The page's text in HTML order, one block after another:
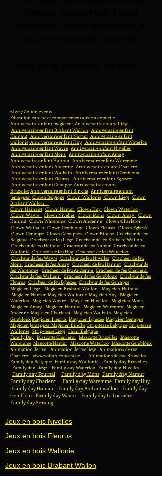
© 2017 Zoltan events
Education canine et comportementaliste à domicile
Anniversaire enfant magicien Anniversaire enfant Liège
Anniversaire enfant Brabant Wallon Anniversaire enfant
Hainaut Anniversaire enfant Namur Anniversaire enfant
wallonie Anniversaire enfant Huy Anniversaire enfant Waterloo
Anniversaire enfant Wavre Anniversaire enfant Nivelles
Anniversaire enfant Mons Anniversaire enfant Amay
Anniversaire enfant Hannut Anniversaire enfant Waremme
Anniversaire enfant Andenne Anniversaire enfant Charleroi
Anniversaire enfant Walhain Anniversaire enfant Gembloux
Anniversaire enfant Fleurus
Anniversaire enfant Eghezée
Anniversaire enfant Genappe Anniversaire enfant
BruxellesAnniversaire enfant Binche Anniversaire enfant
Jemappes Clown Belgique Clown Wallonie Clown Liège Clown
Brabant Wallon
Clown Hainaut Clown Namur Clown Huy Clown Waterloo
Clown Wavre
Clown Nivelles Clown Mons Clown Amay
Clown
Hannut Clown Waremme Clown Andenne
Clown Charleroi
Clown Walhain Clown Gembloux Clown Fleurus Clown Eghezée
Clown Genappe Clown Gemappes Clown Binche Cracheur de feu
Belgique Cracheur de feu Liège Cracheur de feu Brabant Wallon
Cracheur de feu Hainaut Cracheur de feu Namur Cracheur de feu
Wallonie Cracheur de feu Huy Cracheur de feu Waterloo
Cracheur de feu Wavre Cracheur de feu Nivelles Cracheur de feu
Mons Cracheur de feu Amay Cracheur de feu Hannut Cracheur de
feu Waremme Cracheur de feu Andenne Cracheur de feu Charleroi
Cracheur de feu Walhain Cracheur de feu Gembloux Cracheur de feu
Fleurus Cracheur de feu Eghezee Cracheur de feu Genappe
Magicien Liège
Magicien Brabant Wallon
Magicien Hainaut
Magicien Namur Magicien Wallonie Magicien Huy Magicien
Waterloo Magicien Wavre Magicien Nivelles
Magicien Mons
Magicien Amay Magicien Hannut Magicien Waremme Magicien
Andenne Magicien Charleroi Magicien Walhain Magicien
GemblouxMagicien Fleurus Magicien Eghezée Magicien Genappe
Magicien Jemappes Magicien Binche Strip-tease Belgique Strip-tease
Wallonie Strip-tease Liège Fakir Belgique
Family Day Mascotte Charleroi Mascotte Bruxelles Mascotte
Waremme Mascotte Namur Mascotte Waterloo Mascotte Gembloux
Animation de rue
Animation de rue liège Animations de rue
Charleroi www.zoltan-concept.be
Animations de rue Bruxelles
Family day Belgique Family day Wallonie
Family day Bruxelles
Family day Liège
Family day Waterloo Family day Nivelles
Family day Tournai Family day Mons Family day Namur
Family day Charleroi
Family day Waremme Family day Huy
Family day Hainaut Family day Brabant wallon Family day
Gembloux Family day Wavre
Family day La Louvière
Family day Seraing
Jeux en bois Nivelles
Jeux en bois Fleurus
Jeux en bois Wallonie
Jeux en bois Brabant Wallon